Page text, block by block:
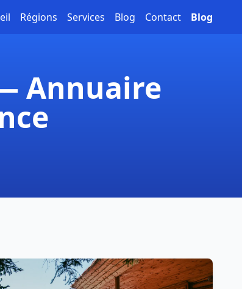
Régions Services Blog Contact Blog
Annuaire